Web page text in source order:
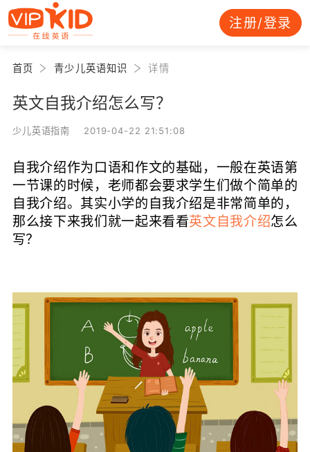
注册/登录
首页 青少儿英语知识 详情
英文自我介绍怎么写？
少儿英语指南 2019-04-22 21:51:08
自我介绍作为口语和作文的基础，一般在英语第
一节课的时候，老师都会要求学生们做个简单的
自我介绍。其实小学的自我介绍是非常简单的，
那么接下来我们就一起来看看英文自我介绍怎么
写？